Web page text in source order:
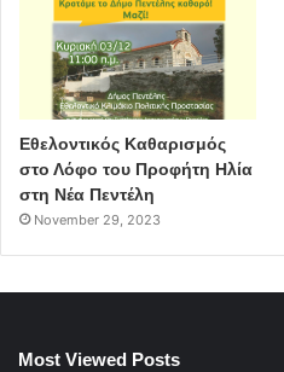
Εθελοντικός Καθαρισμός
στο Λόφο του Προφήτη Ηλία
στη Νέα Πεντέλη
November 29, 2023
Most Viewed Posts